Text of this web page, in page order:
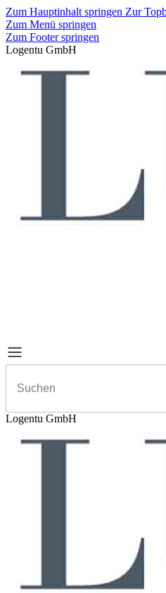
Zum Hauptinhalt springen Zur
Zum Menü springen
Zum Footer springen
Logentu GmbH
Logentu GmbH